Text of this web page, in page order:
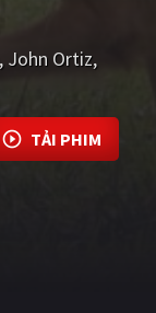
John Ortiz
TẢI PHIM